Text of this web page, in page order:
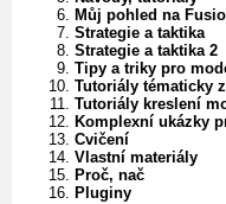
Můj pohled na
Strategie a taktika
Strategie a taktika 2
Tipy a triky pro
Tutoriály tématicky
Tutoriály kreslení
Komplexní ukázky
Cvičení
Vlastní materiály
Proč, nač
Pluginy